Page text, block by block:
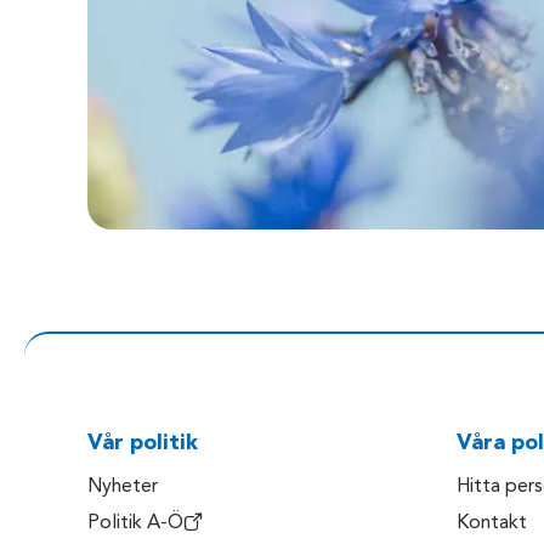
Vår politik
Nyheter
Politik A-Ö
Våra
Hitta
Kontakt